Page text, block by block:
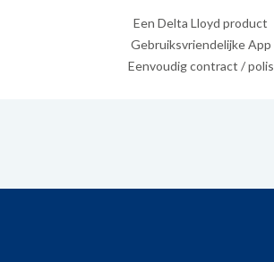
Een Delta Lloyd product
Gebruiksvriendelijke App
Eenvoudig contract / polis